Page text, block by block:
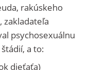
rakúskeho
zakladateľa
psychosexuálnu
a to:
dieťaťa)